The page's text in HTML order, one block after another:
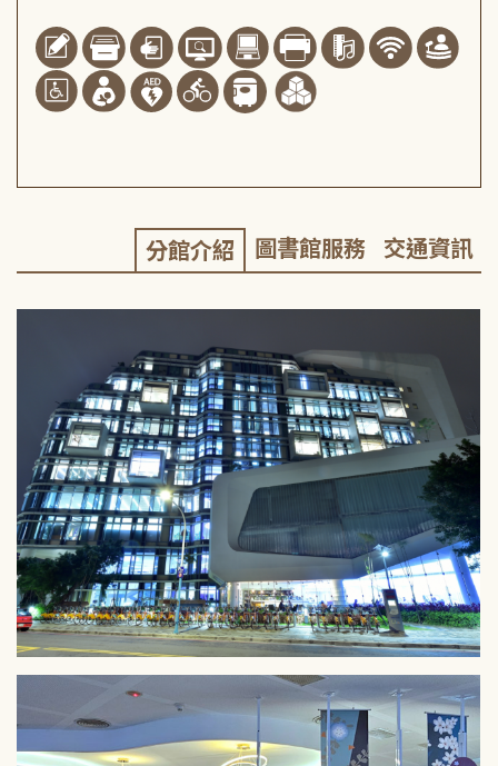
分館介紹 圖書館服務 交通資訊